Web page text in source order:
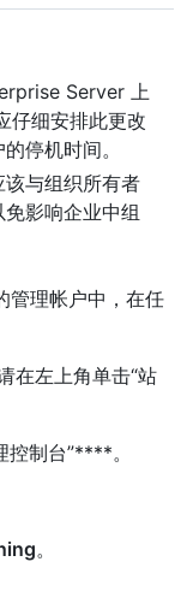
Server 上
仔细安排此更改
停机时间。
与组织所有者
影响企业中组
理帐户中，在任
在左上角单击“站
控制台”****。
。